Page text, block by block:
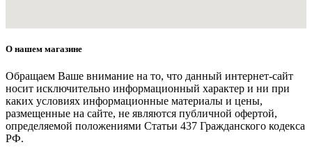
О нашем магазине
Обращаем Ваше внимание на то, что данный интернет-сайт
носит исключительно информационный характер и ни при
каких условиях информационные материалы и цены,
размещенные на сайте, не являются публичной офертой,
определяемой положениями Статьи 437 Гражданского кодекса
РФ.